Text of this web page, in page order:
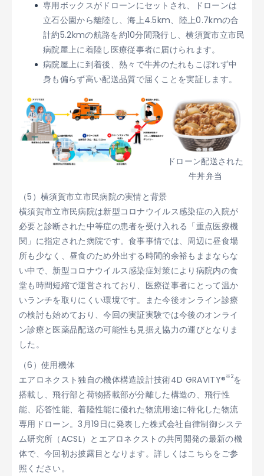
専用ボックスがドローンにセットされ、ドローンは
立石公園から離陸し、海上4.5km、陸上0.7kmの合
計約5.2kmの航路を約10分間飛行し、横須賀市立市民
病院屋上に着陸し医療従事者に届けられます。
病院屋上に到着後、熱々で牛丼のたれもこぼれず中
身も偏らず高い配送品質で届くことを実証します。
ドローン配送された
牛丼弁当
（5）横須賀市立市民病院の実情と背景
横須賀市立市民病院は新型コロナウイルス感染症の入院が
必要と診断された中等症の患者を受け入れる「重点医療機
関」に指定された病院です。食事事情では、周辺に昼食場
所も少なく、昼食のため外出する時間的余裕もままならな
い中で、新型コロナウイルス感染症対策により病院内の食
堂も時間短縮で運営されており、医療従事者にとって温か
いランチを取りにくい環境です。また今後オンライン診療
の検討も始めており、今回の実証実験では今後のオンライ
ン診療と医薬品配送の可能性も見据え協力の運びとなりま
した。
（6）使用機体
エアロネクスト独自の機体構造設計技術4D GRAVITY®※2を
搭載し、飛行部と荷物搭載部が分離した構造の、飛行性
能、応答性能、着陸性能に優れた物流用途に特化した物流
専用ドローン。3月19日に発表した株式会社⾃律制御システ
ム研究所（ACSL）とエアロネクストの共同開発の最新の機
体で、今回初お披露目となります。詳しくはこちらをご参
照ください。